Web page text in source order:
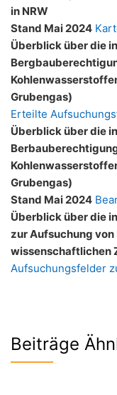
in NRW
Stand Mai 2024
Überblick über die
Grubengas)
Erteilte
Überblick über die
Grubengas)
Stand Mai 2024
Überblick über die
zur Aufsuchung
wissenschaftlichen
Aufsuchungsfelder
Beiträge